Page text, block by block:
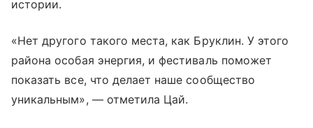
истории.
«Нет другого такого места, как Бруклин. У этого
района особая энергия, и фестиваль поможет
показать все, что делает наше сообщество
уникальным», — отметила Цай.